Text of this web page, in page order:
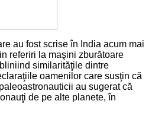
au fost scrise în India acum mai
referiri la maşini zburătoare
similarităţile dintre
oamenilor care susţin că
au sugerat că
de pe alte planete, în